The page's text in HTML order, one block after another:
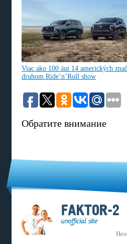
Viac ako 100 áut 14 amerických
druhom Ride’n’Roll show
Обратите внимание